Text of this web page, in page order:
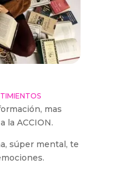
mas
la ACCION.
súper mental, te